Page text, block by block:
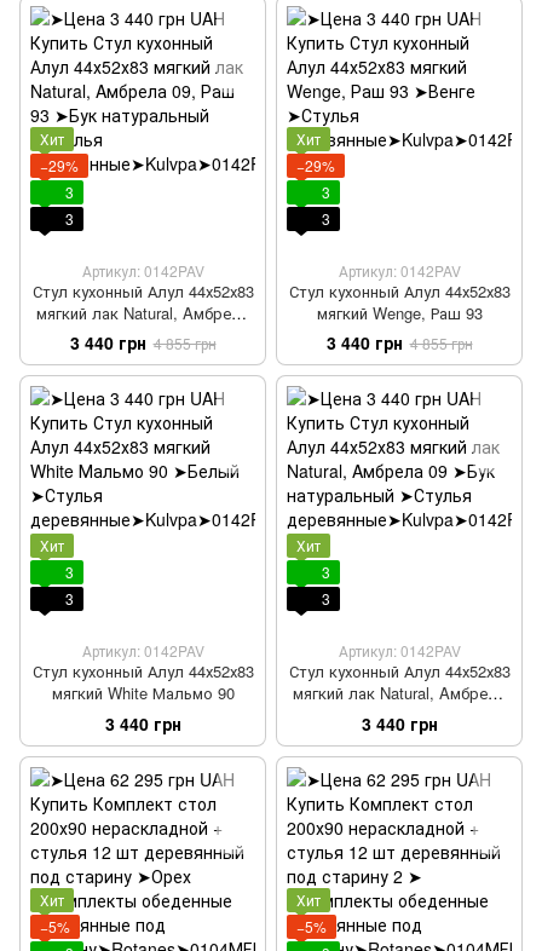
Хит
−29%
3
3
Артикул: 0142PAV
Стул кухонный Алул 44х52х83
мягкий лак Natural, Aмбрела
09, Раш 93
3 440 грн 4 855 грн
Хит
−29%
3
3
Артикул: 0142PAV
Стул кухонный Алул 44х52х83
мягкий Wenge, Раш 93
3 440 грн 4 855 грн
Хит
3
3
Артикул: 0142PAV
Стул кухонный Алул 44х52х83
мягкий White Мальмо 90
3 440 грн
Хит
3
3
Артикул: 0142PAV
Стул кухонный Алул 44х52х83
мягкий лак Natural, Aмбрела
09
3 440 грн
Хит
−5%
Хит
−5%